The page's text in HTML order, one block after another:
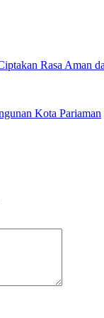
Rasa Aman
Kota Pariaman